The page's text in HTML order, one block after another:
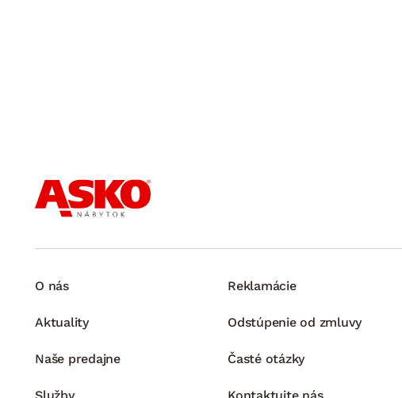
O nás
Aktuality
Naše predajne
Reklamácie
Odstúpenie od zmluvy
Časté otázky